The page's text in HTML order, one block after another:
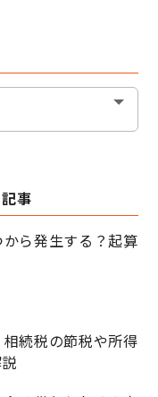
事
から発生する？起算
続税の節税や所得